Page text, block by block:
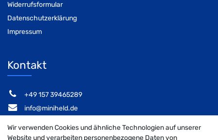
Widerrufsformular
Datenschutzerklärung
Impressum
Kontakt
‭+49 157 39465289‬
info@miniheld.de
Wir verwenden Cookies und ähnliche Technologien auf unserer
Website und verarbeiten personenbezogene Daten von